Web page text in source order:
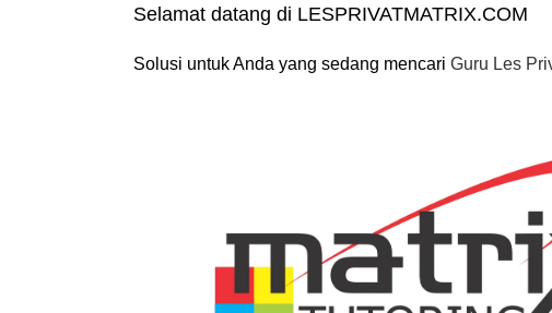
Selamat datang di LESPRIVATMATRIX.COM
Solusi untuk Anda yang sedang mencari Guru Les